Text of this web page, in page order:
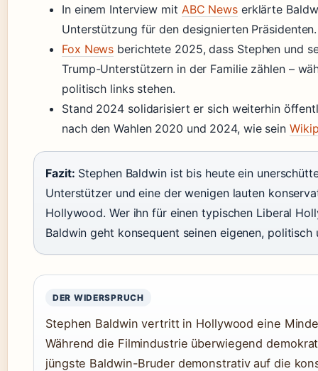
In einem Interview mit ABC Newserklärte
Unterstützung für den designierten Präsidenten.
Fox News berichtete 2025, dass Stephen und
Trump-Unterstützern in der Familie zählen –
politisch links stehen.
Stand 2024 solidarisiert er sich weiterhin
nach den Wahlen 2020 und 2024, wie sein
Fazit: Stephen Baldwin ist bis heute ein
Unterstützer und eine der wenigen lauten
Hollywood. Wer ihn für einen typischen Liberal
Baldwin geht konsequent seinen eigenen, politisch
DER WIDERSPRUCH
Stephen Baldwin vertritt in Hollywood eine
Während die Filmindustrie überwiegend
jüngste Baldwin-Bruder demonstrativ auf die